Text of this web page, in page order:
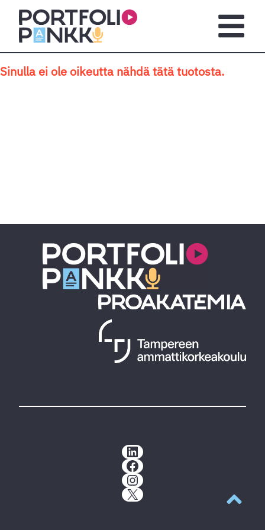
Siirry sisältöön
Sinulla ei ole oikeutta nähdä tätä tuotosta.
LinkedIn
Facebook
Instagram
X
Takaisin